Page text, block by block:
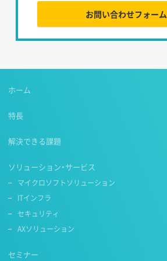
お問い合わせフォーム
ホーム
特長
解決できる課題
ソリューション・サービス
マイクロソフトソリューション
ITインフラ
セキュリティ
AXソリューション
セミナー